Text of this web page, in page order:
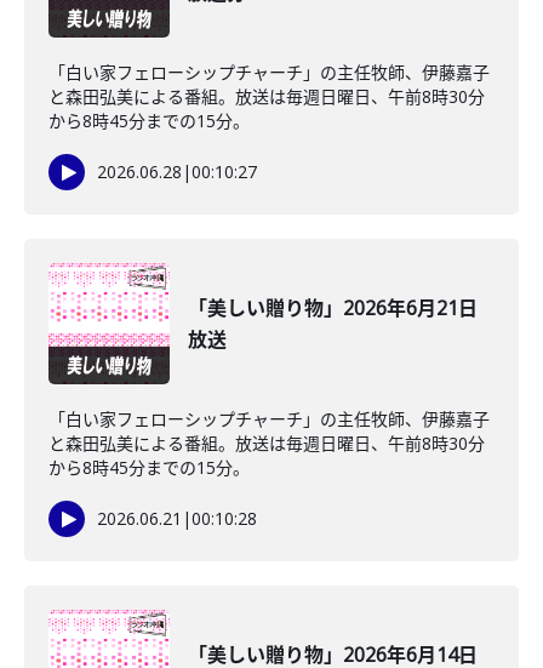
「白い家フェローシップチャーチ」の主任牧師、伊藤嘉子
と森田弘美による番組。放送は毎週日曜日、午前8時30分
から8時45分までの15分。
2026.06.28 |00:10:27
「美しい贈り物」2026年6月21日
放送
「白い家フェローシップチャーチ」の主任牧師、伊藤嘉子
と森田弘美による番組。放送は毎週日曜日、午前8時30分
から8時45分までの15分。
2026.06.21 |00:10:28
「美しい贈り物」2026年6月14日